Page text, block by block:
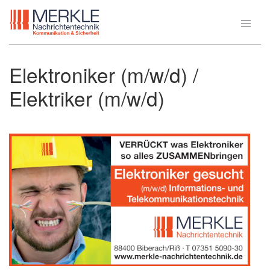
Elektroniker (m/w/d) /
Elektriker (m/w/d)